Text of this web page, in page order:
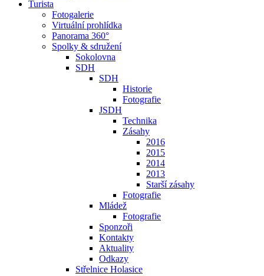
Turista
Fotogalerie
Virtuální prohlídka
Panorama 360°
Spolky & sdružení
Sokolovna
SDH
SDH
Historie
Fotografie
JSDH
Technika
Zásahy
2016
2015
2014
2013
Starší zásahy
Fotografie
Mládež
Fotografie
Sponzoři
Kontakty
Aktuality
Odkazy
Střelnice Holasice